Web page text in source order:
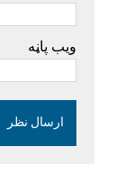
ویب پاڼه